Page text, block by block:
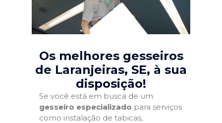
Os melhores gesseiros
de Laranjeiras, SE, à sua
disposição!
Se você está em busca de um
gesseiro especializado para serviços
como instalação de tabicas,